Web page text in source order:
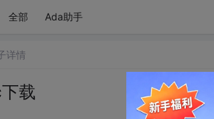
全部 Ada助手
详情
载